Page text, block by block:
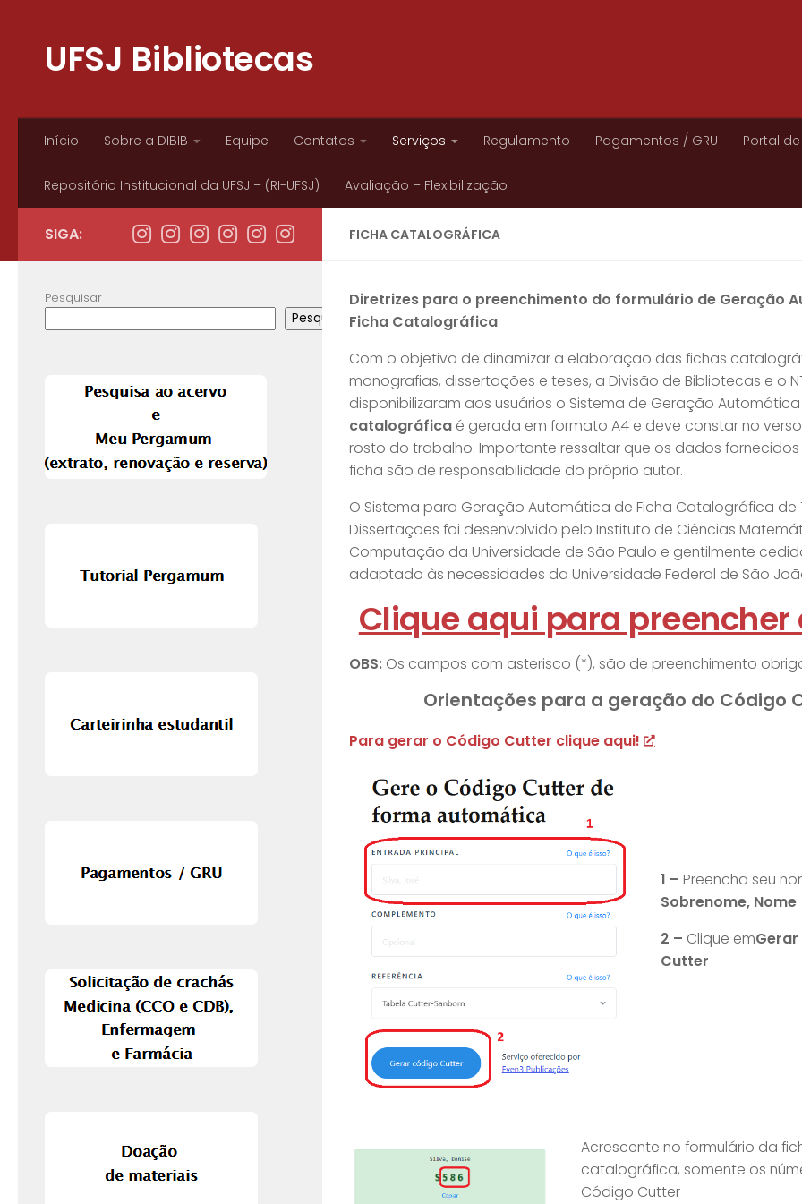
UFSJ Bibliotecas
Início Sobre a DIBIB Equipe Contatos Serviços Regulamento Pagamentos / GRU Portal de
Repositório Institucional da UFSJ – (RI-UFSJ) Avaliação – Flexibilização
FICHA CATALOGRÁFICA
Diretrizes para o preenchimento do formulário de Geração
Ficha Catalográfica
Com o objetivo de dinamizar a elaboração das fichas
monografias, dissertações e teses, a Divisão de Bibliotecas e o
disponibilizaram aos usuários o Sistema de Geração Automática
catalográfica é gerada em formato A4 e deve constar no
rosto do trabalho. Importante ressaltar que os dados
ficha são de responsabilidade do próprio autor.
O Sistema para Geração Automática de Ficha Catalográfica de
Dissertações foi desenvolvido pelo Instituto de Ciências
Computação da Universidade de São Paulo e gentilmente
adaptado às necessidades da Universidade Federal de São
Clique aqui para preencher
OBS: Os campos com asterisco (*), são de preenchimento
Orientações para a geração do Código
Para gerar o Código Cutter clique aqui!
1 – Preencha seu
Sobrenome, Nome
2 – Clique em
Cutter
Acrescente no formulário da
catalográfica, somente os
Código Cutter
SIGA:
Pesquisar
Pesquisar